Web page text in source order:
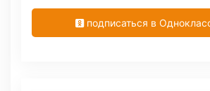
подписаться в